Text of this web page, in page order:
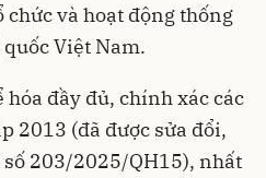
chức và hoạt động thống
Việt Nam.
hóa đầy đủ, chính xác các
2013 (đã được sửa đổi,
203/2025/QH15), nhất